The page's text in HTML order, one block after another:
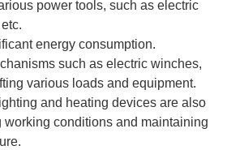
power tools, such as electric
energy consumption.
such as electric winches,
various loads and equipment.
and heating devices are also
conditions and maintaining